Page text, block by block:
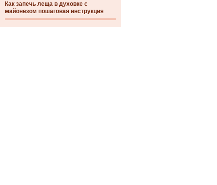
Как запечь леща в духовке с
майонезом пошаговая инструкция